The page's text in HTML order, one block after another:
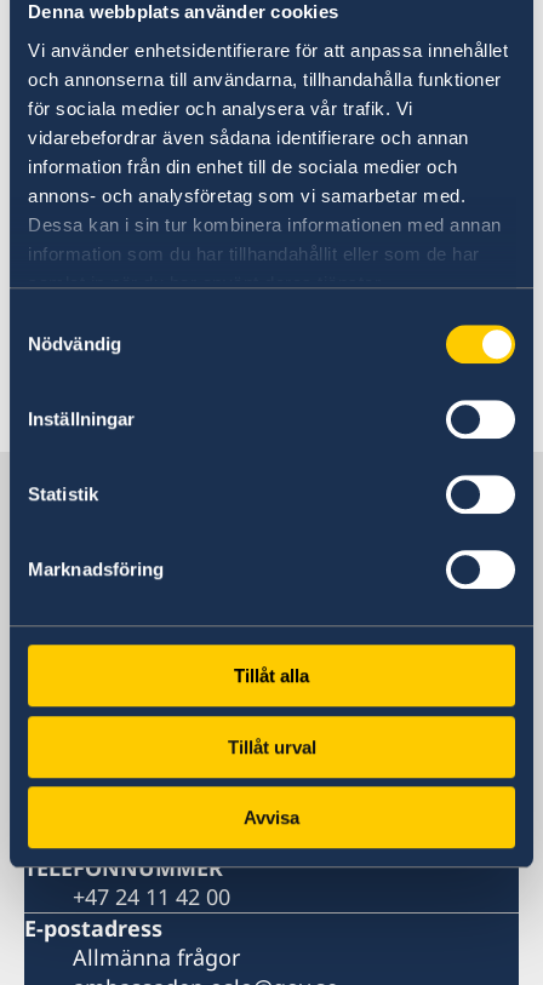
Denna webbplats använder cookies
Vi använder enhetsidentifierare för att anpassa innehållet
och annonserna till användarna, tillhandahålla funktioner
för sociala medier och analysera vår trafik. Vi
vidarebefordrar även sådana identifierare och annan
information från din enhet till de sociala medier och
annons- och analysföretag som vi samarbetar med.
Dessa kan i sin tur kombinera informationen med annan
information som du har tillhandahållit eller som de har
samlat in när du har använt deras tjänster.
Nödvändig
Inställningar
Statistik
Marknadsföring
Tillåt alla
Tillåt urval
Avvisa
2021 ut globalt i samarbete med Sveriges
ambassader ochSvenska Institutet
. I år utses
för första gången en norsk vinnare bland
pristagarna, efter att priset tidigare i år
lanserats i Norge i samarbete med Sveriges
ambassad i Oslo och Voksenåsen
kultursenter. Framtiden är ljusare tack vare
unga hjältar. Stort grattis till denna utmärkelse,
Eivind!
Läs mer om Young Courage Award !
Sverige i Norge
SVERIGES AMBASSAD
Besöksadress
Inkognitogata 27
POSTADRESS
Sveriges Ambassad
Postboks 4001 AMB
TELEFONNUMMER
+47 24 11 42 00
E-postadress
Allmänna frågor